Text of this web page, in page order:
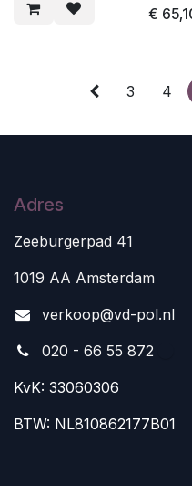
€
3 4
Adres
Zeeburgerpad 41
1019 AA Amsterdam
verkoop@vd-pol.nl
020 - 66 55 872
KvK: 33060306
BTW: NL810862177B01